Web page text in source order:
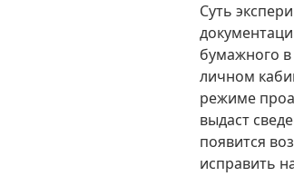
Суть
бумажного
личном
режиме
выдаст
появится
исправить